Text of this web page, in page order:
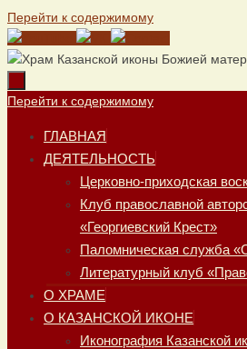
Перейти к содержимому
Перейти к содержимому
ГЛАВНАЯ
ДЕЯТЕЛЬНОСТЬ
Церковно-приходская
Клуб православной
«Георгиевский Крест»
Паломническая служба
Литературный клуб
О ХРАМЕ
О КАЗАНСКОЙ ИКОНЕ
Иконография Казанской